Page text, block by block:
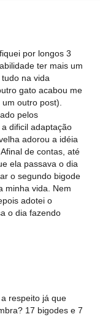
por longos 3
ter mais um
na vida
gato acabou me
outro post).
pelos
dificil adaptação
adorou a idéia
de contas, até
ela passava o dia
o segundo bigode
minha vida. Nem
adotei o
o dia fazendo
respeito já que
17 bigodes e 7